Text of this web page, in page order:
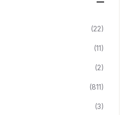
(22)
(11)
(2)
(811)
(3)